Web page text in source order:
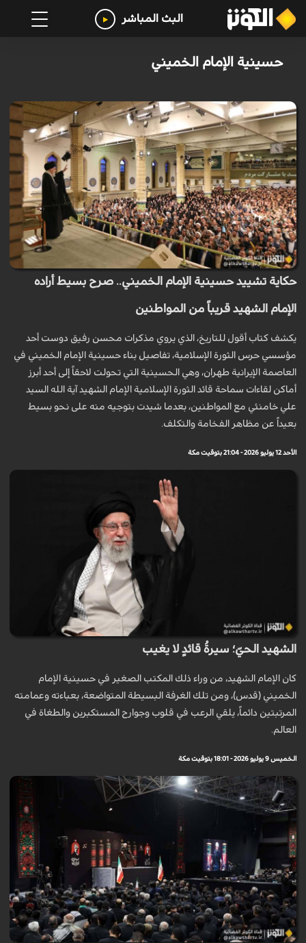
البث المباشر
حسينية الإمام الخميني
حكاية تشييد حسينية الإمام الخميني.. صرح بسيط أراده
الإمام الشهيد قريباً من المواطنين
يكشف كتاب أقول للتاريخ، الذي يروي مذكرات محسن رفيق دوست أحد
مؤسسي حرس الثورة الإسلامية، تفاصيل بناء حسينية الإمام الخميني في
العاصمة الإيرانية طهران، وهي الحسينية التي تحولت لاحقاً إلى أحد أبرز
أماكن لقاءات سماحة قائد الثورة الإسلامية الإمام الشهيد آية الله السيد
علي خامنئي مع المواطنين، بعدما شيدت بتوجيه منه على نحو بسيط
بعيداً عن مظاهر الفخامة والتكلف.
الأحد 12 يوليو 2026 - 21:04 بتوقيت مكة
الشهيد الحيّ؛ سيرةُ قائدٍ لا يغيب
كان الإمام الشهيد، من وراء ذلك المكتب الصغير في حسينية الإمام
الخميني (قدس)، ومن تلك الغرفة البسيطة المتواضعة، بعباءته وعمامته
المرتبتين دائماً، يلقي الرعب في قلوب وجوارح المستكبرين والطغاة في
العالم.
الخميس 9 يوليو 2026 - 18:01 بتوقيت مكة